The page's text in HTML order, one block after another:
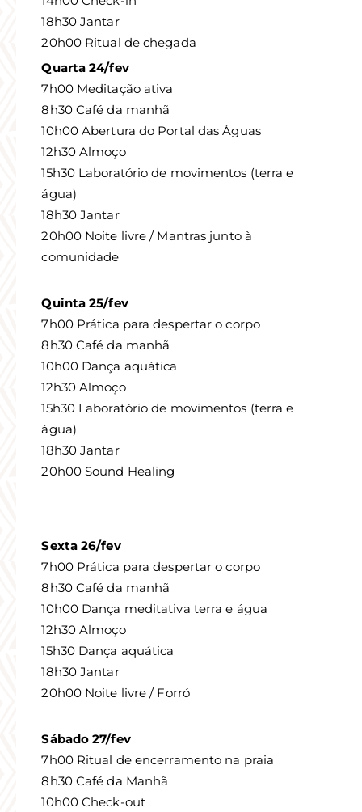
18h30 Jantar
20h00 Ritual de chegada
Quarta 24/fev
7h00 Meditação ativa
8h30 Café da manhã
10h00 Abertura do Portal das Águas
12h30 Almoço
15h30 Laboratório de movimentos (terra e
água)
18h30 Jantar
20h00 Noite livre / Mantras junto à
comunidade
Quinta 25/fev
7h00 Prática para despertar o corpo
8h30 Café da manhã
10h00 Dança aquática
12h30 Almoço
15h30 Laboratório de movimentos (terra e
água)
18h30 Jantar
20h00 Sound Healing
Sexta 26/fev
7h00 Prática para despertar o corpo
8h30 Café da manhã
10h00 Dança meditativa terra e água
12h30 Almoço
15h30 Dança aquática
18h30 Jantar
20h00 Noite livre / Forró
Sábado 27/fev
7h00 Ritual de encerramento na praia
8h30 Café da Manhã
10h00 Check-out